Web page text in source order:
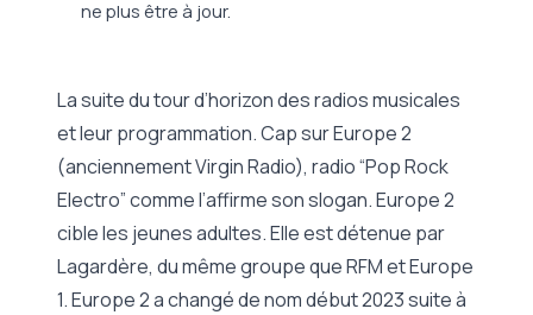
ne plus être à jour.
La suite du tour d’horizon des radios musicales
et leur programmation. Cap sur Europe 2
(anciennement Virgin Radio), radio “Pop Rock
Electro” comme l’affirme son slogan. Europe 2
cible les jeunes adultes. Elle est détenue par
Lagardère, du même groupe que RFM et Europe
1. Europe 2 a changé de nom début 2023 suite à